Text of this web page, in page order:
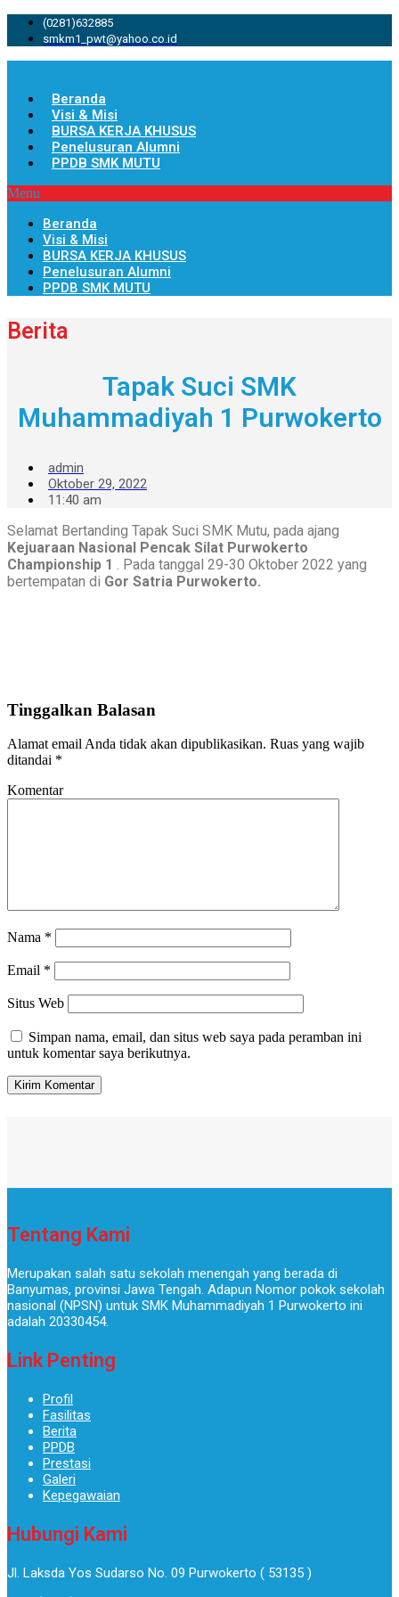
(0281)632885
smkm1_pwt@yahoo.co.id
Beranda
Visi & Misi
BURSA KERJA KHUSUS
Penelusuran Alumni
PPDB SMK MUTU
Menu
Beranda
Visi & Misi
BURSA KERJA KHUSUS
Penelusuran Alumni
PPDB SMK MUTU
Berita
Tapak Suci SMK
Muhammadiyah 1 Purwokerto
admin
Oktober 29, 2022
11:40 am
Selamat Bertanding Tapak Suci SMK Mutu, pada ajang
Kejuaraan Nasional Pencak Silat Purwokerto
Championship 1 . Pada tanggal 29-30 Oktober 2022 yang
bertempatan di Gor Satria Purwokerto.
Tinggalkan Balasan
Alamat email Anda tidak akan dipublikasikan. Ruas yang wajib
ditandai *
Komentar
Nama *
Email *
Situs Web
Simpan nama, email, dan situs web saya pada peramban ini
untuk komentar saya berikutnya.
Tentang Kami
Merupakan salah satu sekolah menengah yang berada di
Banyumas, provinsi Jawa Tengah. Adapun Nomor pokok sekolah
nasional (NPSN) untuk SMK Muhammadiyah 1 Purwokerto ini
adalah 20330454.
Link Penting
Profil
Fasilitas
Berita
PPDB
Prestasi
Galeri
Kepegawaian
Hubungi Kami
Jl. Laksda Yos Sudarso No. 09 Purwokerto ( 53135 )​